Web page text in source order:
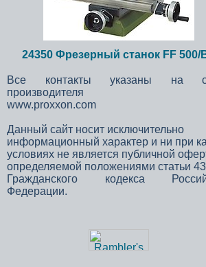
24350 Фрезерный станок FF 500/
Все контакты указаны на
производителя
www.proxxon.com
Данный сайт носит исключительно
информационный характер и ни при
условиях не является публичной
определяемой положениями статьи
Гражданского кодекса
Федерации.